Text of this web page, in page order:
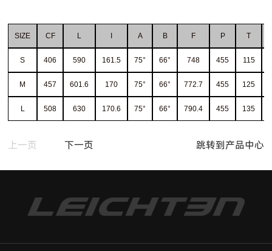
SIZE CF L A B F P T
S 406 590 161.5 75° 66° 748 455 115
M 457 601.6 170 75° 66° 772.7 455 125
L 508 630 170.6 75° 66° 790.4 455 135
上一页 下一页 跳转到产品中心